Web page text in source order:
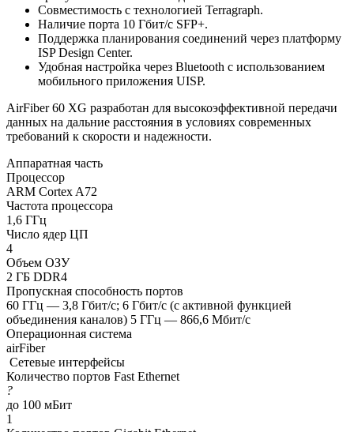
Совместимость с технологией Terragraph.
Наличие порта 10 Гбит/с SFP+.
Поддержка планирования соединений через платформу
ISP Design Center.
Удобная настройка через Bluetooth с использованием
мобильного приложения UISP.
AirFiber 60 XG разработан для высокоэффективной передачи
данных на дальние расстояния в условиях современных
требований к скорости и надежности.
Аппаратная часть
Процессор
ARM Cortex A72
Частота процессора
1,6 ГГц
Число ядер ЦП
4
Объем ОЗУ
2 ГБ DDR4
Пропускная способность портов
60 ГГц — 3,8 Гбит/с; 6 Гбит/c (с активной функцией
объединения каналов) 5 ГГц — 866,6 Мбит/с
Операционная система
airFiber
Сетевые интерфейсы
Количество портов Fast Ethernet
?
до 100 мБит
1